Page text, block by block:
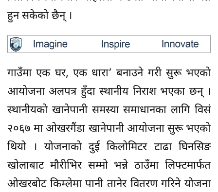
हुन सकेको छैन् ।
गाउँमा एक घर, एक धारा’ बनाउने गरी सुरू भएको
आयोजना अलपत्र हुँदा स्थानीय निराश भएका छन् ।
स्थानीयको खानेपानी समस्या समाधानका लागि विसं
२०६७ मा ओखरगैंडा खानेपानी आयोजना सुरू भएको
थियो । योजनाको दुई किलोमिटर टाढा घिनसिङ
खोलाबाट मौरीभिर सम्मो भन्ने ठाउँमा लिफ्टमार्फत
ओखरबोट किम्लेमा पानी तानेर वितरण गरिने योजना